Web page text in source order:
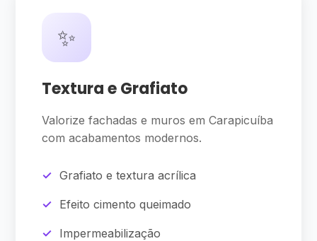
✨
Textura e Grafiato
Valorize fachadas e muros em Carapicuíba
com acabamentos modernos.
Grafiato e textura acrílica
Efeito cimento queimado
Impermeabilização